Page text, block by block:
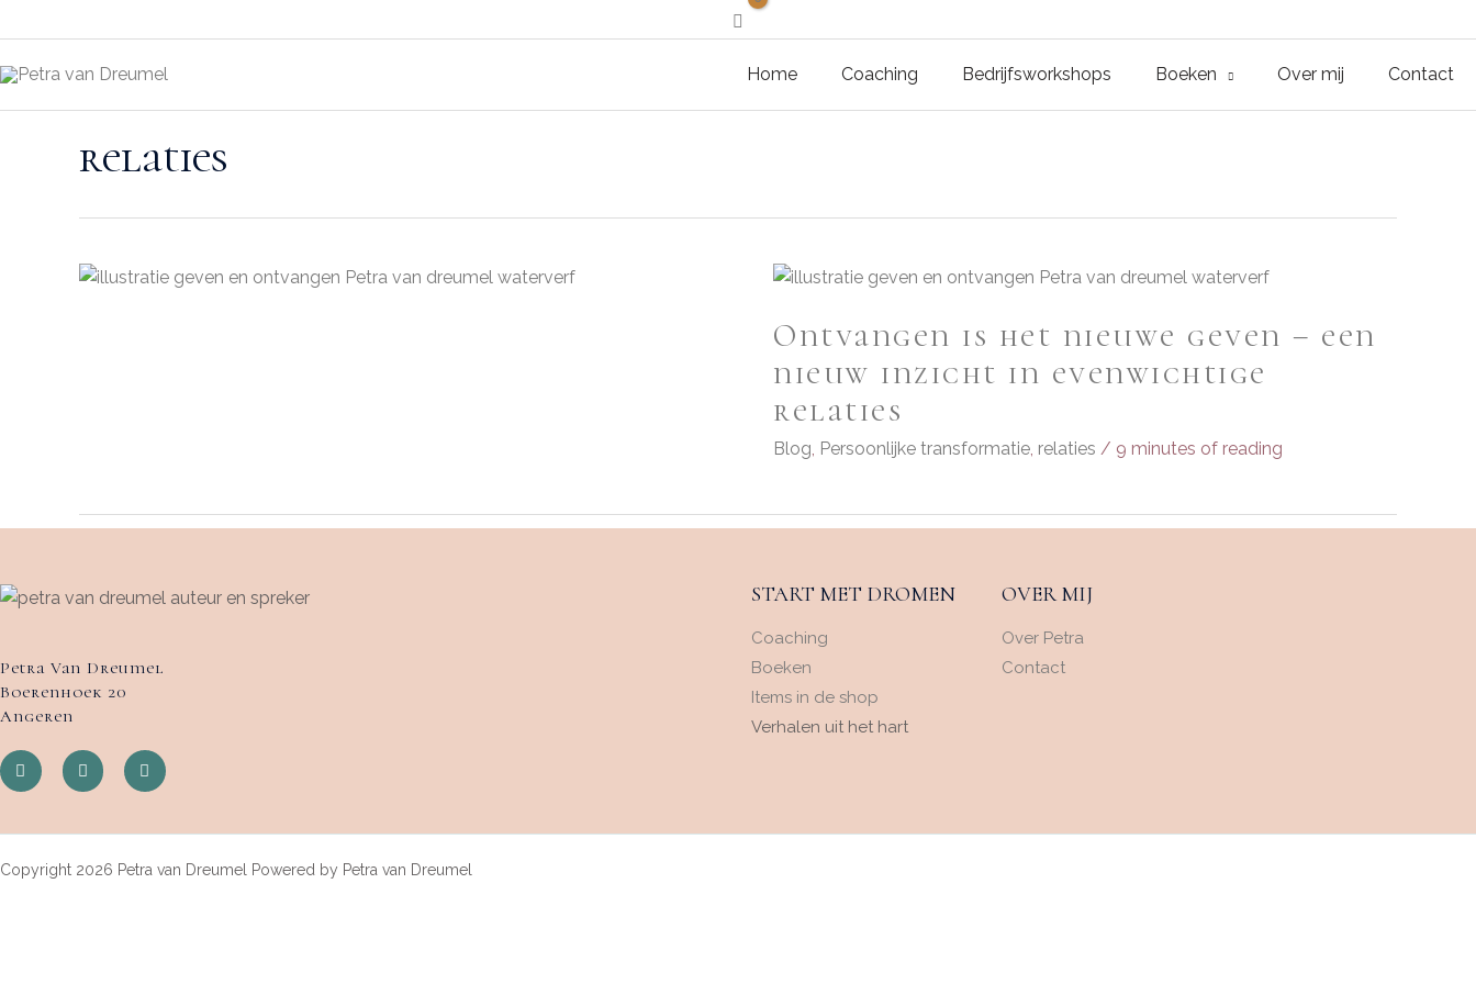
Home Coaching Bedrijfsworkshops Boeken Over mij Contact
relaties
Ontvangen is het nieuwe geven – een
nieuw inzicht in evenwichtige
relaties
Blog, Persoonlijke transformatie, relaties / 9 minutes of reading
Petra Van Dreumel
Boerenhoek 20
Angeren
START MET DROMEN
Coaching
Boeken
Items in de shop
Verhalen uit het hart
OVER MIJ
Over Petra
Contact
Copyright 2026 Petra van Dreumel Powered by Petra van Dreumel